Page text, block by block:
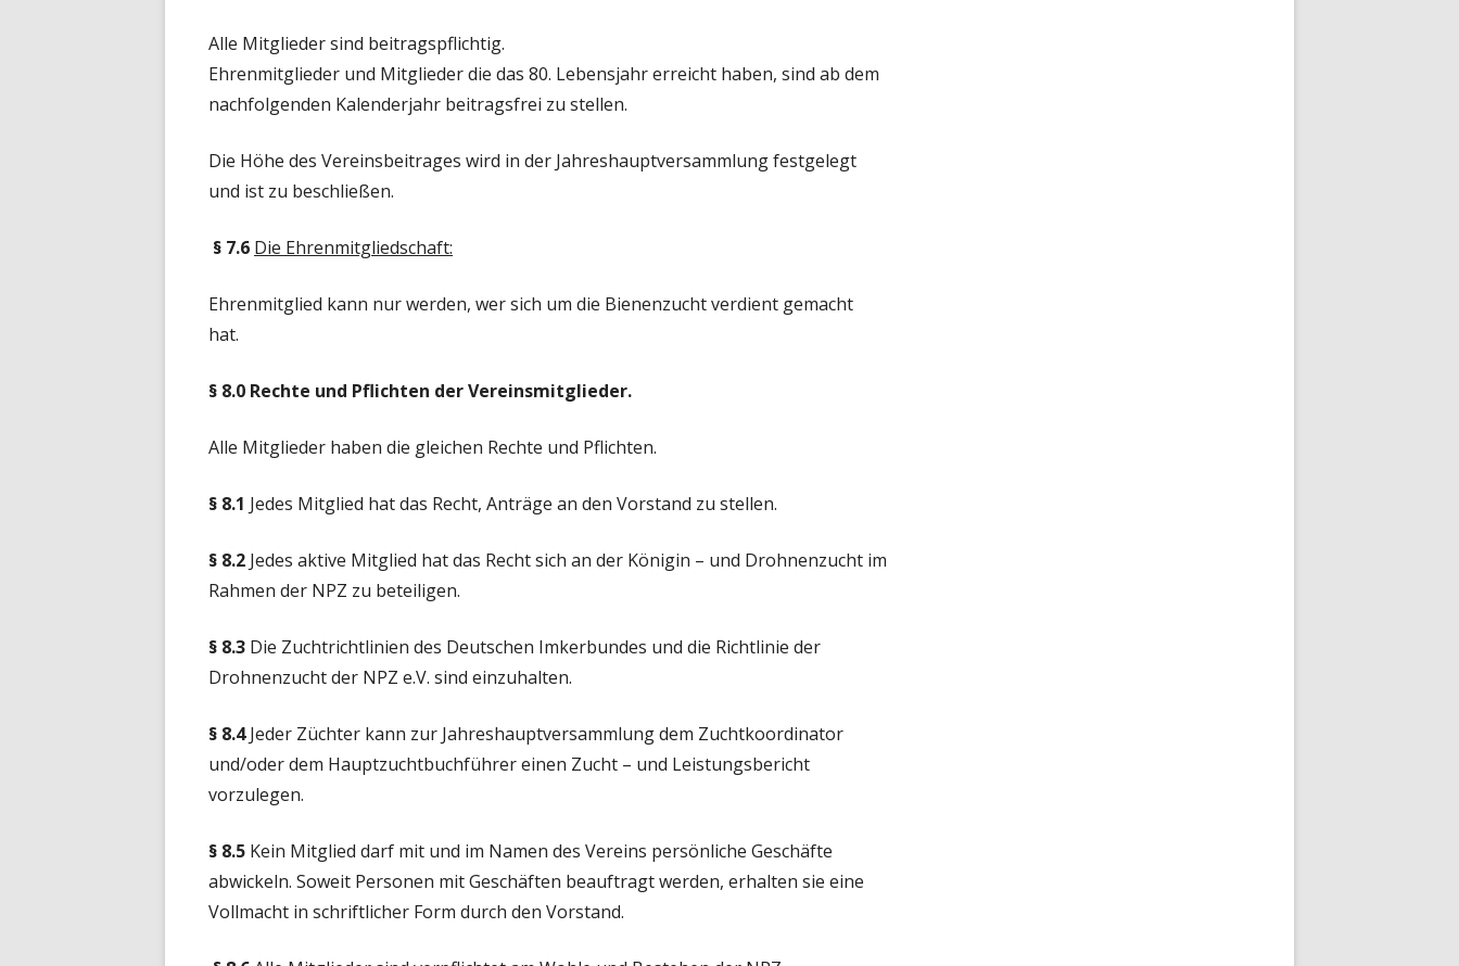
Alle Mitglieder sind beitragspflichtig.
Ehrenmitglieder und Mitglieder die das 80. Lebensjahr erreicht haben, sind ab dem
nachfolgenden Kalenderjahr beitragsfrei zu stellen.
Die Höhe des Vereinsbeitrages wird in der Jahreshauptversammlung festgelegt
und ist zu beschließen.
§ 7.6 Die Ehrenmitgliedschaft:
Ehrenmitglied kann nur werden, wer sich um die Bienenzucht verdient gemacht
hat.
§ 8.0 Rechte und Pflichten der Vereinsmitglieder.
Alle Mitglieder haben die gleichen Rechte und Pflichten.
§ 8.1 Jedes Mitglied hat das Recht, Anträge an den Vorstand zu stellen.
§ 8.2 Jedes aktive Mitglied hat das Recht sich an der Königin – und Drohnenzucht im
Rahmen der NPZ zu beteiligen.
§ 8.3 Die Zuchtrichtlinien des Deutschen Imkerbundes und die Richtlinie der
Drohnenzucht der NPZ e.V. sind einzuhalten.
§ 8.4Jeder Züchter kann zur Jahreshauptversammlung dem Zuchtkoordinator
und/oder dem Hauptzuchtbuchführer einen Zucht – und Leistungsbericht
vorzulegen.
§ 8.5 Kein Mitglied darf mit und im Namen des Vereins persönliche Geschäfte
abwickeln. Soweit Personen mit Geschäften beauftragt werden, erhalten sie eine
Vollmacht in schriftlicher Form durch den Vorstand.